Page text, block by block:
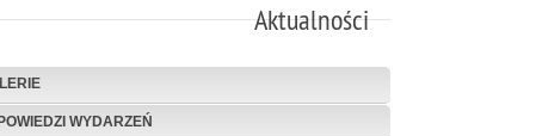
Aktualności
WYDARZEŃ